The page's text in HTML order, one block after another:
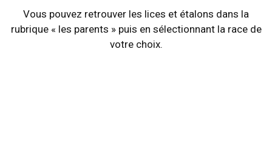
Vous pouvez retrouver les lices et étalons dans la
rubrique « les parents » puis en sélectionnant la race de
votre choix.